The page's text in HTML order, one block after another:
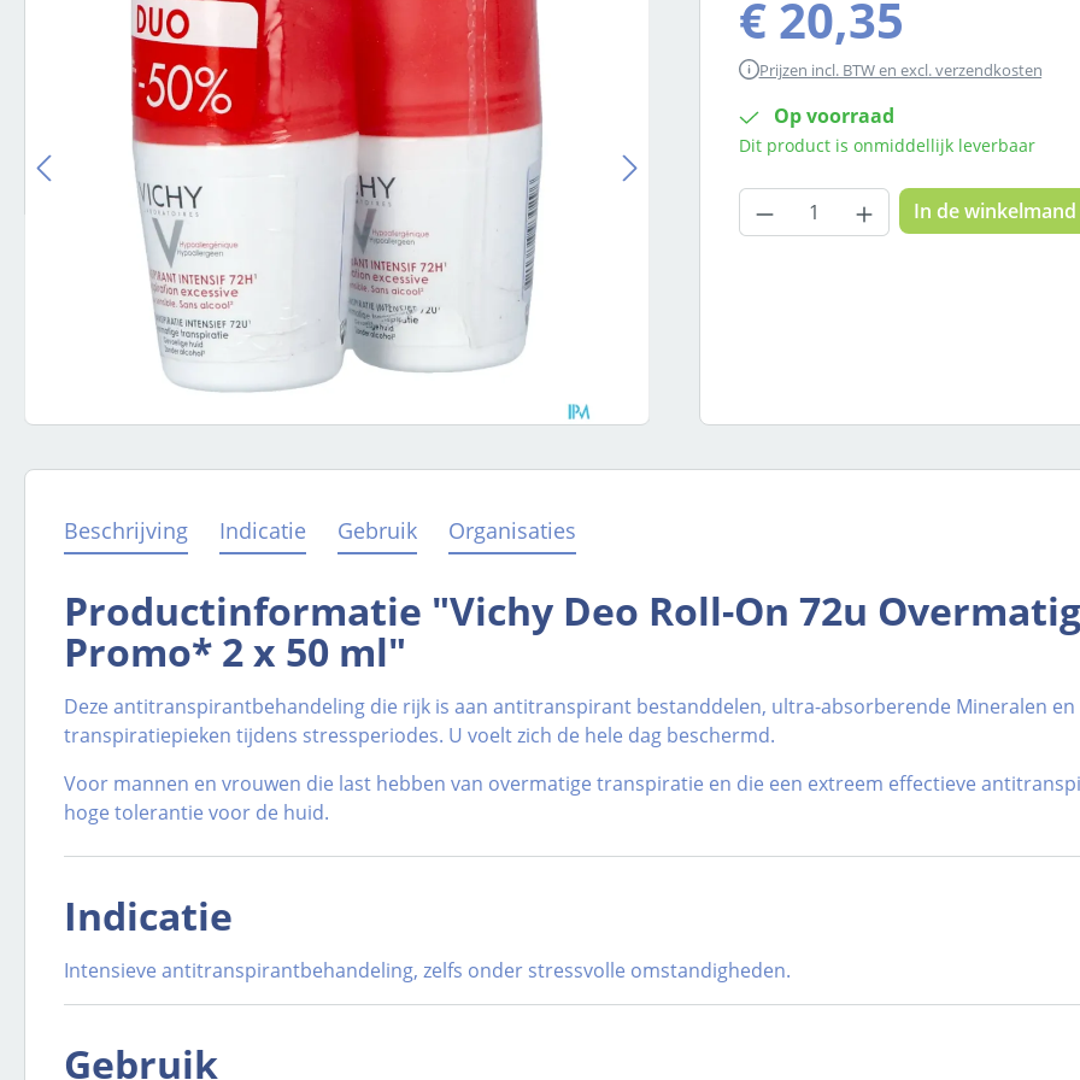
€ 20,35
Prijzen incl. BTW en excl. verzendkosten
Op voorraad
Dit product is onmiddellijk leverbaar
Producthoeveelheid:
In de winkelmand
Beschrijving Indicatie Gebruik Organisaties
Productinformatie "Vichy Deo Roll-On 72u
Promo* 2 x 50 ml"
Deze antitranspirantbehandeling die rijk is aan antitranspirant bestanddelen, ultra-absorberende Mineralen
transpiratiepieken tijdens stressperiodes. U voelt zich de hele dag beschermd.
Voor mannen en vrouwen die last hebben van overmatige transpiratie en die een extreem effectieve
hoge tolerantie voor de huid.
Indicatie
Intensieve antitranspirantbehandeling, zelfs onder stressvolle omstandigheden.
Gebruik